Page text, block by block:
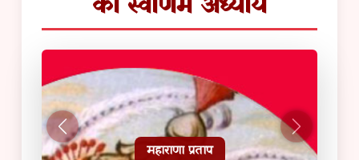
हल्दीघाटी टूरिस्ट गाइड